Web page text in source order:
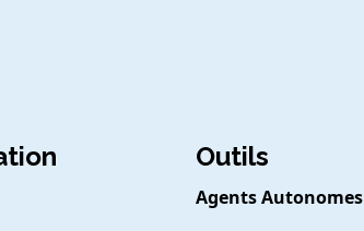
Outils
Agents Autonomes